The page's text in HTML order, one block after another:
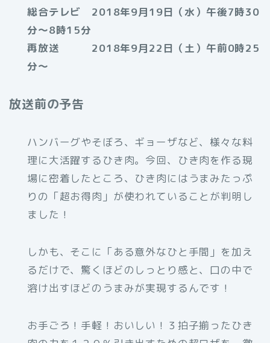
総合テレビ 2018年9月19日（水）午後7時30
分～8時15分
再放送 2018年9月22日（土）午前0時25
分～
放送前の予告
ハンバーグやそぼろ、ギョーザなど、様々な料
理に大活躍するひき肉。今回、ひき肉を作る現
場に密着したところ、ひき肉にはうまみたっぷ
りの「超お得肉」が使われていることが判明し
ました！
しかも、そこに「ある意外なひと手間」を加え
るだけで、驚くほどのしっとり感と、口の中で
溶け出すほどのうまみが実現するんです！
お手ごろ！手軽！おいしい！３拍子揃ったひき